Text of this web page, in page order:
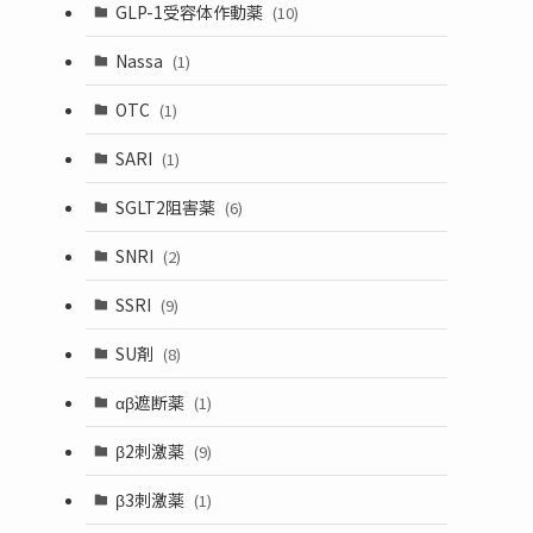
GLP-1受容体作動薬 (10)
Nassa (1)
OTC (1)
SARI (1)
SGLT2阻害薬 (6)
SNRI (2)
SSRI (9)
SU剤 (8)
αβ遮断薬 (1)
β2刺激薬 (9)
β3刺激薬 (1)